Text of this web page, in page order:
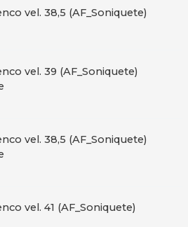
vel. 38,5 (AF_Soniquete)
vel. 39 (AF_Soniquete)
vel. 38,5 (AF_Soniquete)
vel. 41 (AF_Soniquete)